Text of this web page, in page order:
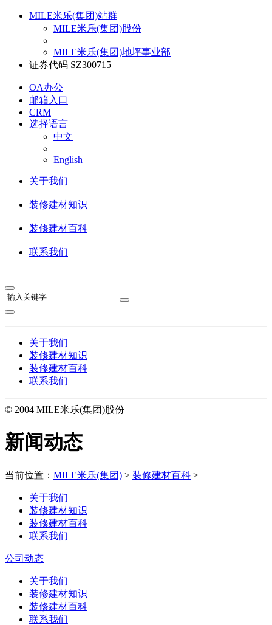
MILE米乐(集团)站群
MILE米乐(集团)股份
MILE米乐(集团)地坪事业部
证券代码 SZ300715
OA办公
邮箱入口
CRM
选择语言
中文
English
关于我们
装修建材知识
装修建材百科
联系我们
关于我们
装修建材知识
装修建材百科
联系我们
© 2004 MILE米乐(集团)股份
新闻动态
当前位置： MILE米乐(集团) > 装修建材百科 >
关于我们
装修建材知识
装修建材百科
联系我们
公司动态
关于我们
装修建材知识
装修建材百科
联系我们